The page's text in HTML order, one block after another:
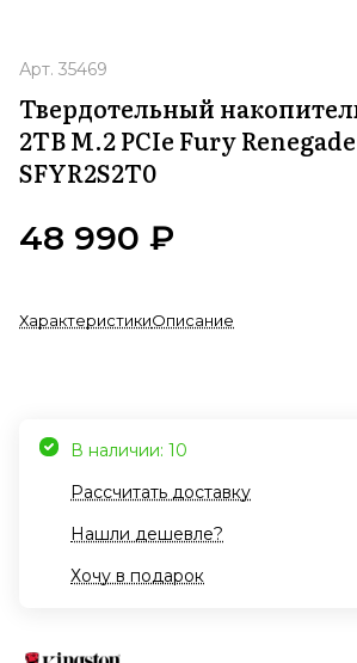
Арт. 35469
Твердотельный
2TB M.2 PCIe Fury
SFYR2S2T0
48 990 ₽
ХарактеристикиОписание
В наличии: 10
Рассчитать доставку
Нашли дешевле?
Хочу в подарок